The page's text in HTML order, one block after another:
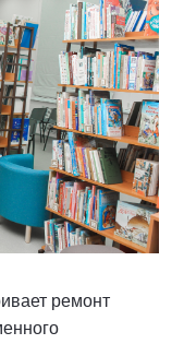
ремонт